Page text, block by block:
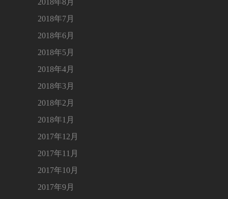
2018年8月
2018年7月
2018年6月
2018年5月
2018年4月
2018年3月
2018年2月
2018年1月
2017年12月
2017年11月
2017年10月
2017年9月